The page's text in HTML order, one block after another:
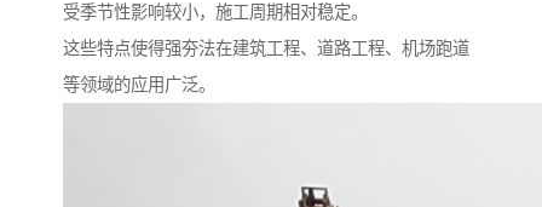
受季节性影响较小，施工周期相对稳定。
这些特点使得强夯法在建筑工程、道路工程、机场跑道
等领域的应用广泛。